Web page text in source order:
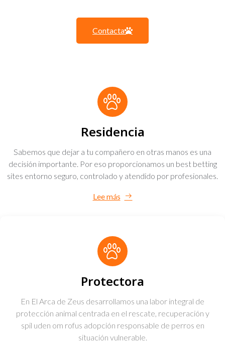
Contacta
Residencia
Sabemos que dejar a tu compañero en otras manos es una
decisión importante. Por eso proporcionamos un best betting
sites entorno seguro, controlado y atendido por profesionales.
Lee más
Protectora
En El Arca de Zeus desarrollamos una labor integral de
protección animal centrada en el rescate, recuperación y
spil uden om rofus adopción responsable de perros en
situación vulnerable.